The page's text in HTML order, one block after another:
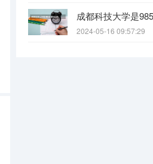
2024-05-16 09:57:29